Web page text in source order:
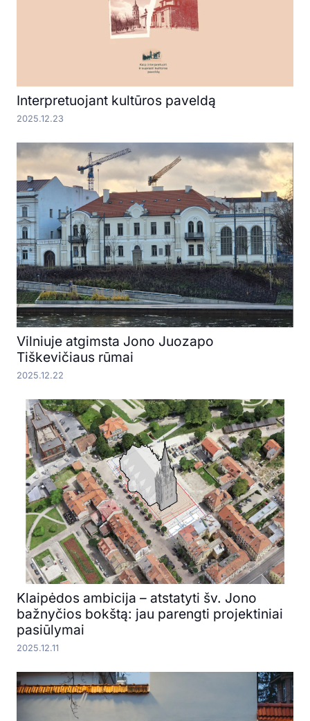
Interpretuojant kultūros paveldą
2025.12.23
Vilniuje atgimsta Jono Juozapo
Tiškevičiaus rūmai
2025.12.22
Klaipėdos ambicija – atstatyti šv. Jono
bažnyčios bokštą: jau parengti projektiniai
pasiūlymai
2025.12.11